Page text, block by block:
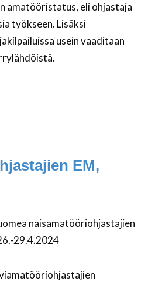
amatööristatus, eli ohjastaja
työkseen. Lisäksi
usein vaaditaan
EM,
naisamatööriohjastajien
29.4.2024